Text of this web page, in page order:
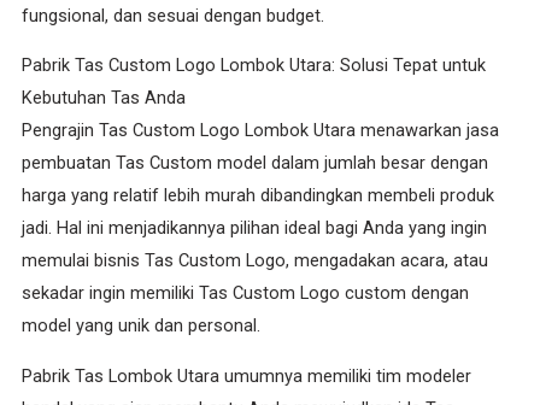
fungsional, dan sesuai dengan budget.
Pabrik Tas Custom Logo Lombok Utara: Solusi Tepat untuk
Kebutuhan Tas Anda
Pengrajin Tas Custom Logo Lombok Utara menawarkan jasa
pembuatan Tas Custom model dalam jumlah besar dengan
harga yang relatif lebih murah dibandingkan membeli produk
jadi. Hal ini menjadikannya pilihan ideal bagi Anda yang ingin
memulai bisnis Tas Custom Logo, mengadakan acara, atau
sekadar ingin memiliki Tas Custom Logo custom dengan
model yang unik dan personal.
Pabrik Tas Lombok Utara umumnya memiliki tim modeler